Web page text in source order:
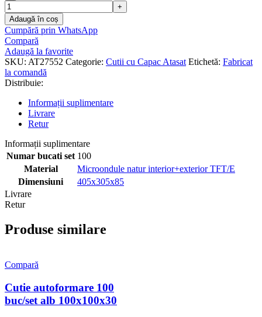
Adaugă în coș
Cumpără prin WhatsApp
Compară
Adaugă la favorite
SKU: AT27552 Categorie: Cutii cu Capac Atasat Etichetă: Fabricat
la comandă
Distribuie:
Informații suplimentare
Livrare
Retur
Informații suplimentare
Numar bucati set 100
Material
Microondule natur interior+exterior TFT/E
Dimensiuni
405x305x85
Livrare
Retur
Produse similare
Compară
Cutie autoformare 100
buc/set alb 100x100x30